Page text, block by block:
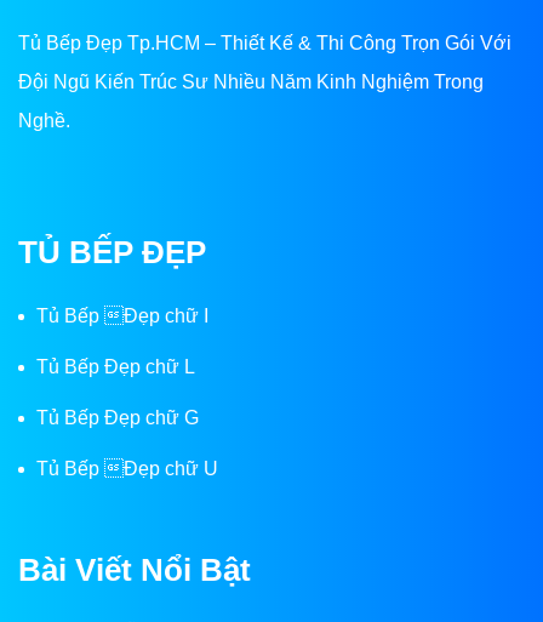
Tủ Bếp Đẹp Tp.HCM – Thiết Kế & Thi Công Trọn Gói Với
Đội Ngũ Kiến Trúc Sư Nhiều Năm Kinh Nghiệm Trong
Nghề.
TỦ BẾP ĐẸP
Tủ Bếp Đẹp chữ I
Tủ Bếp Đẹp chữ L
Tủ Bếp Đẹp chữ G
Tủ Bếp Đẹp chữ U
Bài Viết Nổi Bật